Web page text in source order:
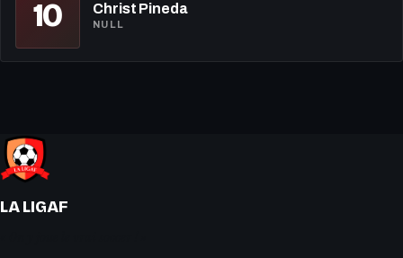
10 Christ Pineda
NULL
LA LIGAF